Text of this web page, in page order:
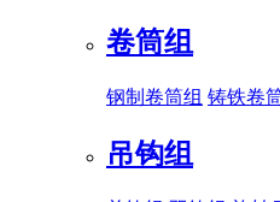
卷筒组
钢制卷筒组 铸铁卷
吊钩组